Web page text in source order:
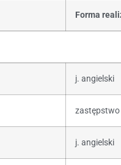
Forma
j. angielski
zastępstwo
j. angielski